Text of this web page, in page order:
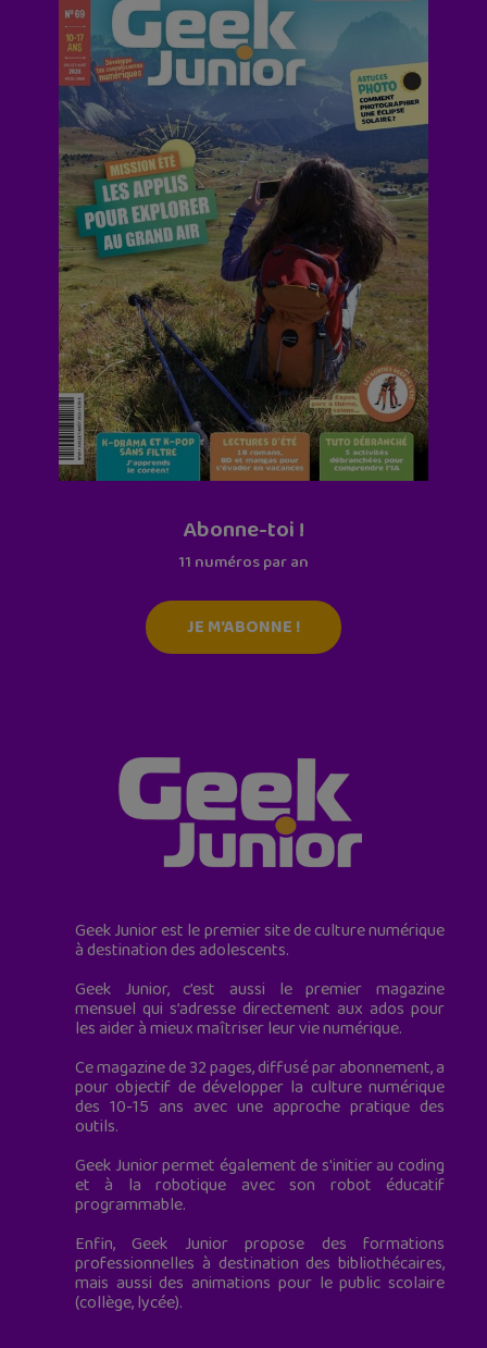
Abonne-toi !
11 numéros par an
JE M'ABONNE !
Geek Junior est le premier site de culture numérique
à destination des adolescents.
Geek Junior, c’est aussi le premier magazine
mensuel qui s’adresse directement aux ados pour
les aider à mieux maîtriser leur vie numérique.
Ce magazine de 32 pages, diffusé par abonnement, a
pour objectif de développer la culture numérique
des 10-15 ans avec une approche pratique des
outils.
Geek Junior permet également de s'initier au coding
et à la robotique avec son robot éducatif
programmable.
Enfin, Geek Junior propose des formations
professionnelles à destination des bibliothécaires,
mais aussi des animations pour le public scolaire
(collège, lycée).